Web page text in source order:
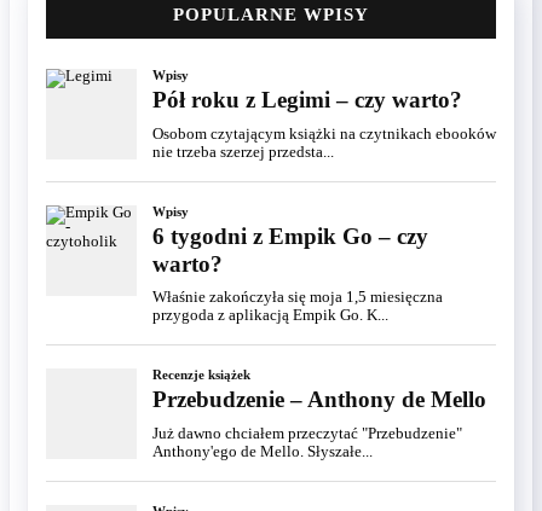
POPULARNE WPISY